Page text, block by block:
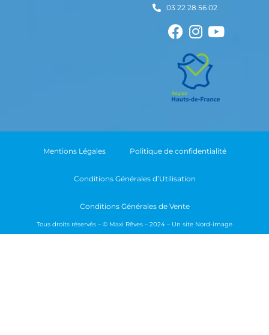
03 22 28 56 02
Mentions Légales Politique de confidentialité
Conditions Générales d’Utilisation
Conditions Générales de Vente
Tous droits réservés – © Maxi Rêves – 2024 – Un site Nord-image